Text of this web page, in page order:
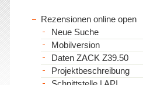
Rezensionen online open
Neue Suche
Mobilversion
Daten ZACK Z39.50
Projektbeschreibung